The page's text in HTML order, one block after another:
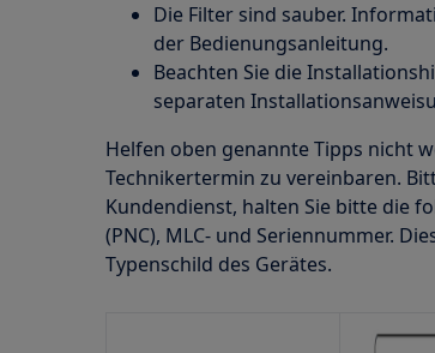
Die Filter sind sauber.
der Bedienungsanleitung.
Beachten Sie die
separaten
Helfen oben genannte Tipps nicht
Technikertermin zu vereinbaren.
Kundendienst, halten Sie bitte die
(PNC), MLC- und Seriennummer.
Typenschild des Gerätes.